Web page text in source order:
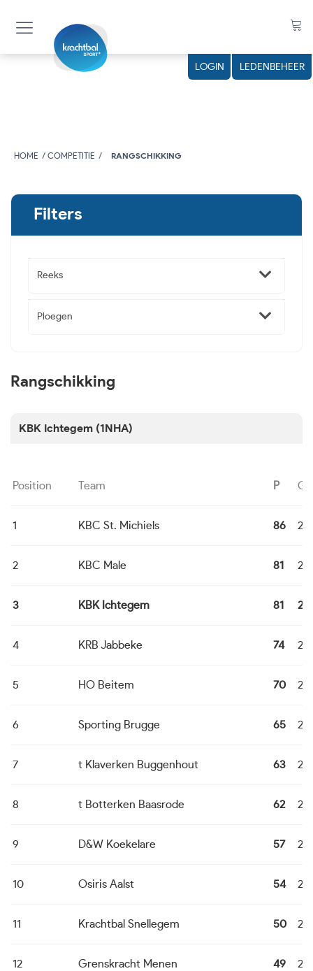
LOGIN LEDENBEHEER
HOME COMPETITIE RANGSCHIKKING
Filters
Reeks
Ploegen
Rangschikking
KBK Ichtegem (1NHA)
Position Team P G
1 KBC St. Michiels 86 22
2 KBC Male 81 22
3 KBK Ichtegem 81 22
4 KRB Jabbeke 74 22
5 HO Beitem 70 22
6 Sporting Brugge 65 22
7 t Klaverken Buggenhout 63 22
8 t Botterken Baasrode 62 22
9 D&W Koekelare 57 22
10 Osiris Aalst 54 22
11 Krachtbal Snellegem 50 22
12 Grenskracht Menen 49 22